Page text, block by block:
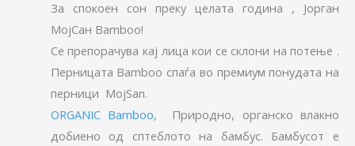
За спокоен сон преку целата година , Јорган
МојСан Bamboo!
Се препорачува кај лица кои се склони на потење .
Перницата Bamboo спаѓа во премиум понудата на
перници MojSan.
ORGANIC Bamboo, Природно, органско влакно
добиено од сптеблото на бамбус. Бамбусот е